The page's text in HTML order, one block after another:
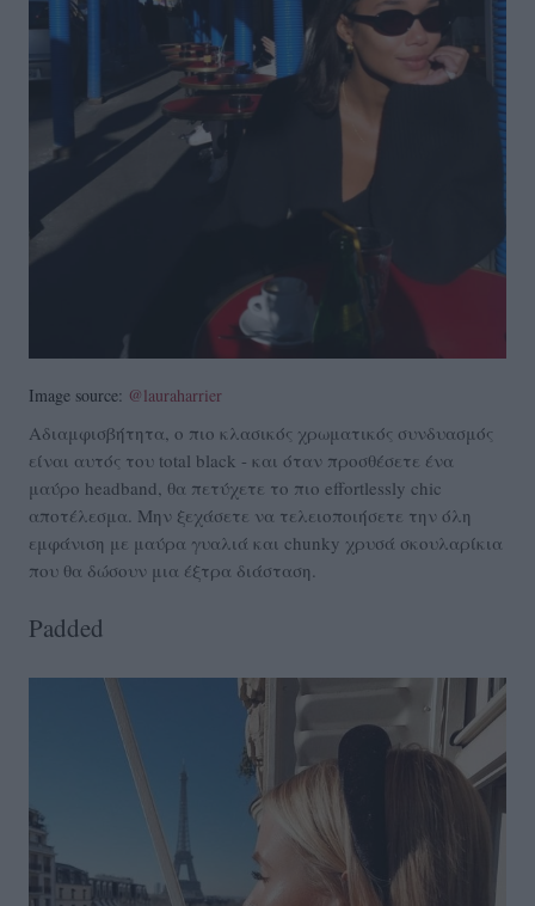
Image source: @lauraharrier
Αδιαμφισβήτητα, ο πιο κλασικός χρωματικός συνδυασμός
είναι αυτός του total black - και όταν προσθέσετε ένα
μαύρο headband, θα πετύχετε το πιο effortlessly chic
αποτέλεσμα. Μην ξεχάσετε να τελειοποιήσετε την όλη
εμφάνιση με μαύρα γυαλιά και chunky χρυσά σκουλαρίκια
που θα δώσουν μια έξτρα διάσταση.
Padded